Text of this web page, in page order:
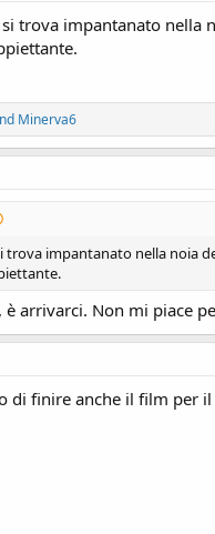
trova impantanato nella
Minerva6
trova impantanato nella noia
arrivarci. Non mi piace
di finire anche il film per